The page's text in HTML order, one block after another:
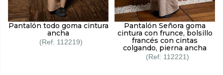
Pantalón todo goma cintura
ancha
112219
Pantalón Señora goma
cintura con frunce, bolsillo
francés con cintas
colgando, pierna ancha
112221